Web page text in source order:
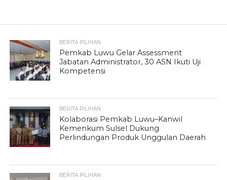
BERITA PILIHAN
Pemkab Luwu Gelar Assessment
Jabatan Administrator, 30 ASN Ikuti Uji
Kompetensi
BERITA PILIHAN
Kolaborasi Pemkab Luwu–Kanwil
Kemenkum Sulsel Dukung
Perlindungan Produk Unggulan Daerah
BERITA PILIHAN